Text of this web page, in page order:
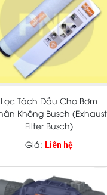
Lọc Tách Dầu Cho Bơm
Không Busch (Exhaust
Filter Busch)
Giá: Liên hệ